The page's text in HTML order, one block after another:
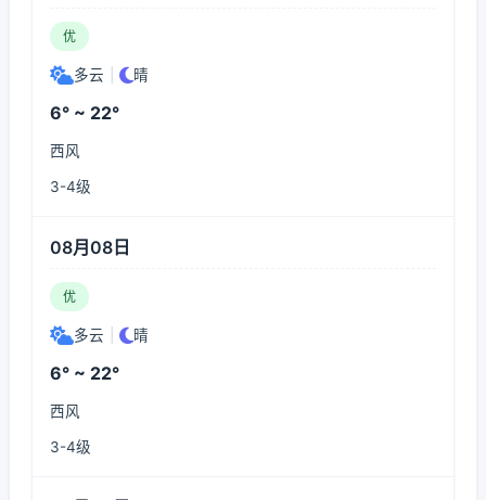
优
多云 晴
6° ~ 22°
西风
3-4级
08月08日
优
多云 晴
6° ~ 22°
西风
3-4级